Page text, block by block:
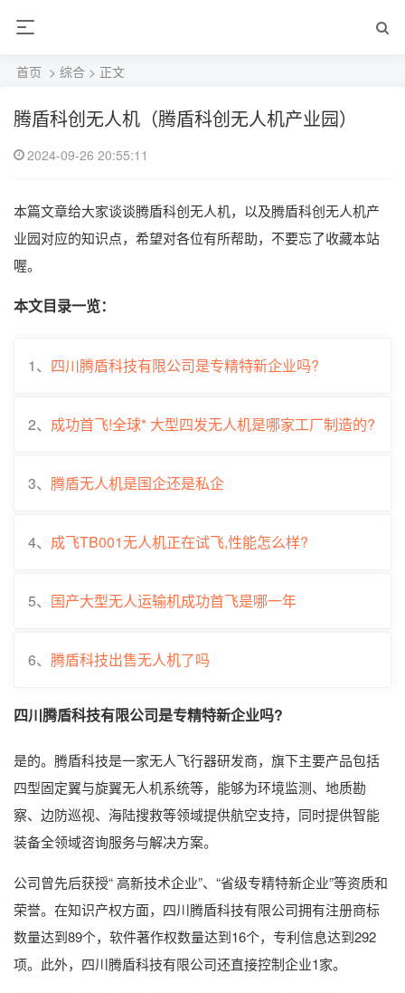
首页 > 综合 > 正文
腾盾科创无人机（腾盾科创无人机产业园）
2024-09-26 20:55:11
本篇文章给大家谈谈腾盾科创无人机，以及腾盾科创无人机产
业园对应的知识点，希望对各位有所帮助，不要忘了收藏本站
喔。
本文目录一览：
1、 四川腾盾科技有限公司是专精特新企业吗?
2、 成功首飞!全球* 大型四发无人机是哪家工厂制造的?
3、 腾盾无人机是国企还是私企
4、 成飞TB001无人机正在试飞,性能怎么样?
5、 国产大型无人运输机成功首飞是哪一年
6、 腾盾科技出售无人机了吗
四川腾盾科技有限公司是专精特新企业吗?
是的。腾盾科技是一家无人飞行器研发商，旗下主要产品包括
四型固定翼与旋翼无人机系统等，能够为环境监测、地质勘
察、边防巡视、海陆搜救等领域提供航空支持，同时提供智能
装备全领域咨询服务与解决方案。
公司曾先后获授“ 高新技术企业”、“省级专精特新企业”等资质和
荣誉。在知识产权方面，四川腾盾科技有限公司拥有注册商标
数量达到89个，软件著作权数量达到16个，专利信息达到292
项。此外，四川腾盾科技有限公司还直接控制企业1家。